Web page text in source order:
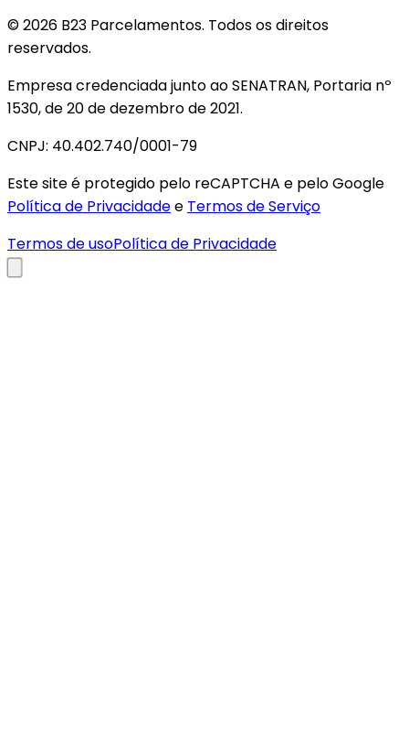
© 2026 B23 Parcelamentos. Todos os direitos
reservados.
Empresa credenciada junto ao SENATRAN, Portaria nº
1530, de 20 de dezembro de 2021.
CNPJ: 40.402.740/0001-79
Este site é protegido pelo reCAPTCHA e pelo Google
Política de Privacidadee Termos de Serviço
Termos de usoPolítica de Privacidade